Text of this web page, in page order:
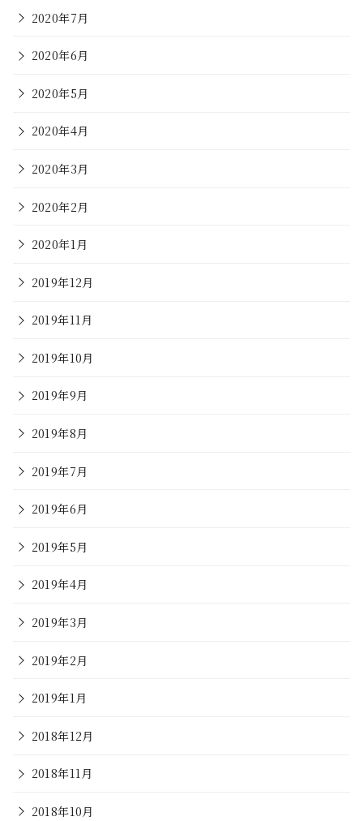
2020年7月
2020年6月
2020年5月
2020年4月
2020年3月
2020年2月
2020年1月
2019年12月
2019年11月
2019年10月
2019年9月
2019年8月
2019年7月
2019年6月
2019年5月
2019年4月
2019年3月
2019年2月
2019年1月
2018年12月
2018年11月
2018年10月